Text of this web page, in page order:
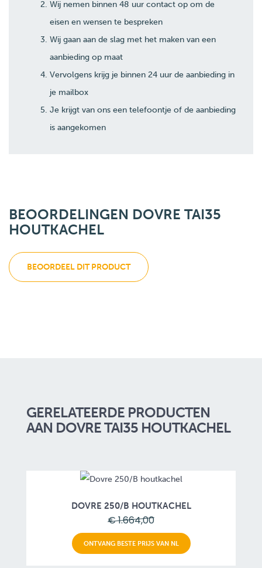
Wij nemen binnen 48 uur contact op om de
eisen en wensen te bespreken
Wij gaan aan de slag met het maken van een
aanbieding op maat
Vervolgens krijg je binnen 24 uur de aanbieding in
je mailbox
Je krijgt van ons een telefoontje of de aanbieding
is aangekomen
BEOORDELINGEN DOVRE TAI35
HOUTKACHEL
BEOORDEEL DIT PRODUCT
GERELATEERDE PRODUCTEN
AAN DOVRE TAI35 HOUTKACHEL
DOVRE 250/B HOUTKACHEL
€ 1.664,00
ONTVANG BESTE PRIJS VAN NL